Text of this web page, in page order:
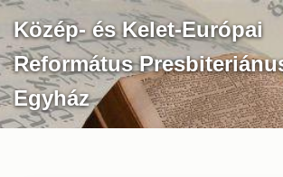
Skip
to
content
Közép- és Kelet-Európai
Református
Egyház